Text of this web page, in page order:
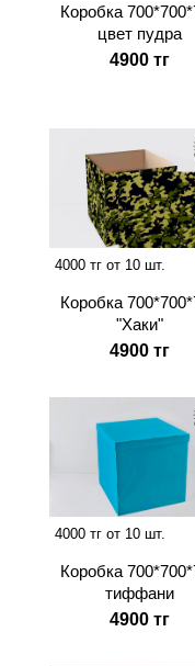
Коробка
цвет пудра
4900 тг
4000 тг от 10 шт.
Коробка
"Хаки"
4900 тг
4000 тг от 10 шт.
Коробка
тиффани
4900 тг